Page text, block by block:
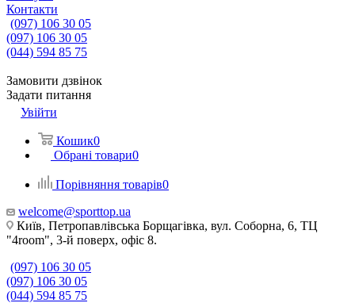
Контакти
(097) 106 30 05
(097) 106 30 05
(044) 594 85 75
Замовити дзвінок
Задати питання
Увійти
Кошик0
Обрані товари0
Порівняння товарів0
welcome@sporttop.ua
Київ, Петропавлівська Борщагівка, вул. Соборна, 6, ТЦ
"4room", 3-й поверх, офіс 8.
(097) 106 30 05
(097) 106 30 05
(044) 594 85 75